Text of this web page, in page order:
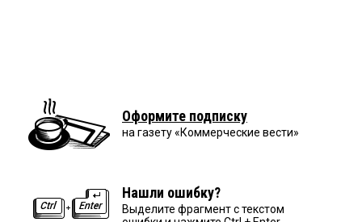
Оформите подписку
на газету «Коммерческие вести»
Нашли ошибку?
Выделите фрагмент с текстом